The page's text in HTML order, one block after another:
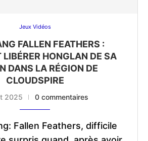
Jeux Vidéos
FALLEN FEATHERS :
HONGLAN DE SA
DANS LA RÉGION DE
CLOUDSPIRE
2025 0 commentaires
Fallen Feathers, difficile